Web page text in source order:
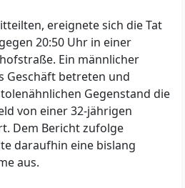
ereignete sich die Tat
20:50 Uhr in einer
Ein männlicher
Geschäft betreten und
Gegenstand die
von einer 32-jährigen
Dem Bericht zufolge
daraufhin eine bislang
aus.